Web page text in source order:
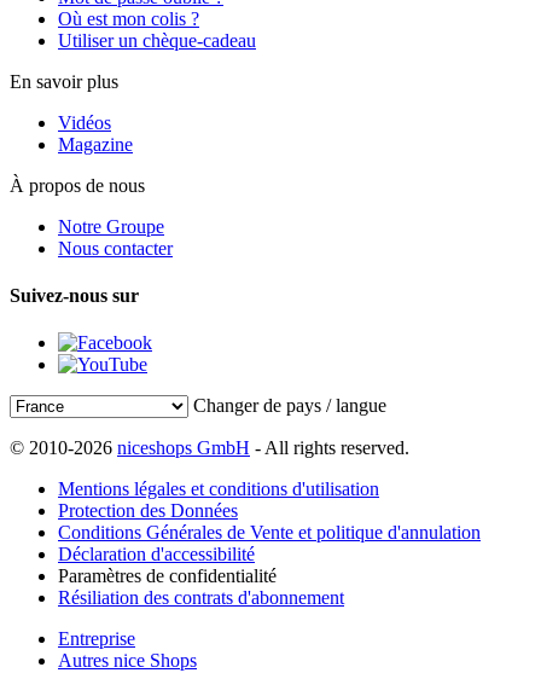
Où est mon colis ?
Utiliser un chèque-cadeau
En savoir plus
Vidéos
Magazine
À propos de nous
Notre Groupe
Nous contacter
Suivez-nous sur
Changer de pays / langue
© 2010-2026 niceshops GmbH - All rights reserved.
Mentions légales et conditions d'utilisation
Protection des Données
Conditions Générales de Vente et politique d'annulation
Déclaration d'accessibilité
Paramètres de confidentialité
Résiliation des contrats d'abonnement
Entreprise
Autres nice Shops